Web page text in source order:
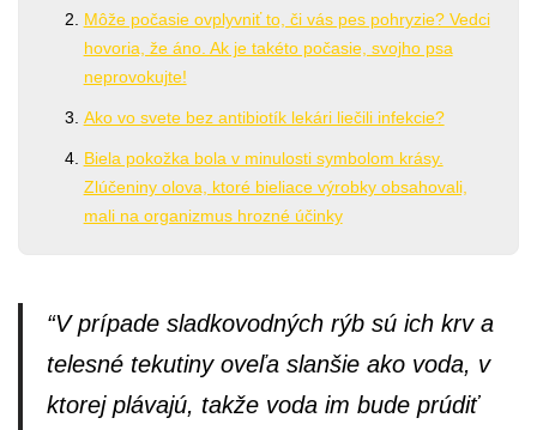
Môže počasie ovplyvniť to, či vás pes pohryzie? Vedci
hovoria, že áno. Ak je takéto počasie, svojho psa
neprovokujte!
Ako vo svete bez antibiotík lekári liečili infekcie?
Biela pokožka bola v minulosti symbolom krásy.
Zlúčeniny olova, ktoré bieliace výrobky obsahovali,
mali na organizmus hrozné účinky
“V prípade sladkovodných rýb sú ich krv a
telesné tekutiny oveľa slanšie ako voda, v
ktorej plávajú, takže voda im bude prúdiť